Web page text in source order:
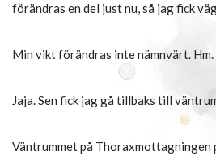
förändras en del just nu, så jag fick
Min vikt förändras inte nämnvärt. Hm.
Jaja. Sen fick jag gå tillbaks till
Väntrummet på Thoraxmottagningen